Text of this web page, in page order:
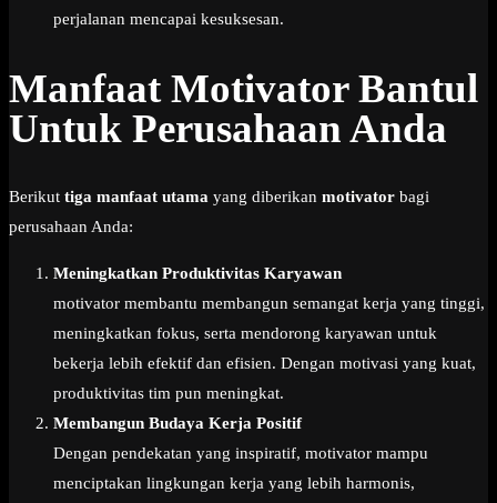
perjalanan mencapai kesuksesan.
Manfaat Motivator Bantul
Untuk Perusahaan Anda
Berikut tiga manfaat utama yang diberikan motivator bagi
perusahaan Anda:
Meningkatkan Produktivitas Karyawan
motivator membantu membangun semangat kerja yang tinggi,
meningkatkan fokus, serta mendorong karyawan untuk
bekerja lebih efektif dan efisien. Dengan motivasi yang kuat,
produktivitas tim pun meningkat.
Membangun Budaya Kerja Positif
Dengan pendekatan yang inspiratif, motivator mampu
menciptakan lingkungan kerja yang lebih harmonis,